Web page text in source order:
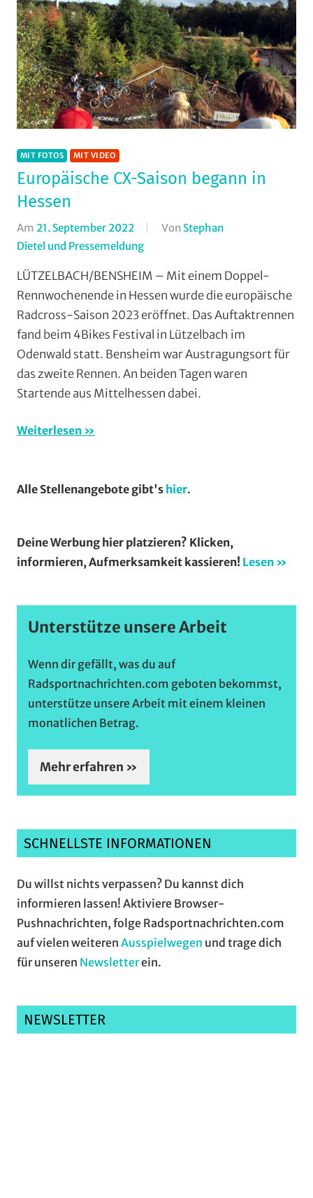
MIT FOTOS MIT VIDEO
Europäische CX-Saison begann in
Hessen
Am 21. September 2022 Von Stephan
Dietel und Pressemeldung
Bad
Endbach,
Mit
Fotos,
Mit
Video,
Multimedia
Wieseck
LÜTZELBACH/BENSHEIM – Mit einem Doppel-
Rennwochenende in Hessen wurde die europäische
Radcross-Saison 2023 eröffnet. Das Auftaktrennen
fand beim 4Bikes Festival in Lützelbach im
Odenwald statt. Bensheim war Austragungsort für
das zweite Rennen. An beiden Tagen waren
Startende aus Mittelhessen dabei.
Weiterlesen
Alle Stellenangebote gibt's hier.
Deine Werbung hier platzieren? Klicken,
informieren, Aufmerksamkeit kassieren! Lesen »
Unterstütze unsere Arbeit
Wenn dir gefällt, was du auf
Radsportnachrichten.com geboten bekommst,
unterstütze unsere Arbeit mit einem kleinen
monatlichen Betrag.
Mehr erfahren »
SCHNELLSTE INFORMATIONEN
Du willst nichts verpassen? Du kannst dich
informieren lassen! Aktiviere Browser-
Pushnachrichten, folge Radsportnachrichten.com
auf vielen weiteren Ausspielwegen und trage dich
für unseren Newsletterein.
NEWSLETTER